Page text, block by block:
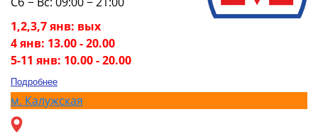
1,2,3,7 янв: вых
4 янв: 13.00 - 20.00
5-11 янв: 10.00 - 20.00
Подробнее
м. Калужская